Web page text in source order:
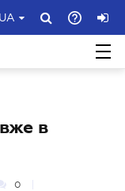
UA
в
0